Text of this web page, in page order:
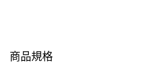
商品規格